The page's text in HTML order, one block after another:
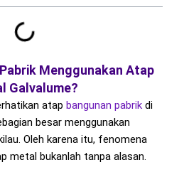
Menggunakan Atap
Galvalume?
atap bangunan pabrik di
besar menggunakan
Oleh karena itu, fenomena
metal bukanlah tanpa alasan.